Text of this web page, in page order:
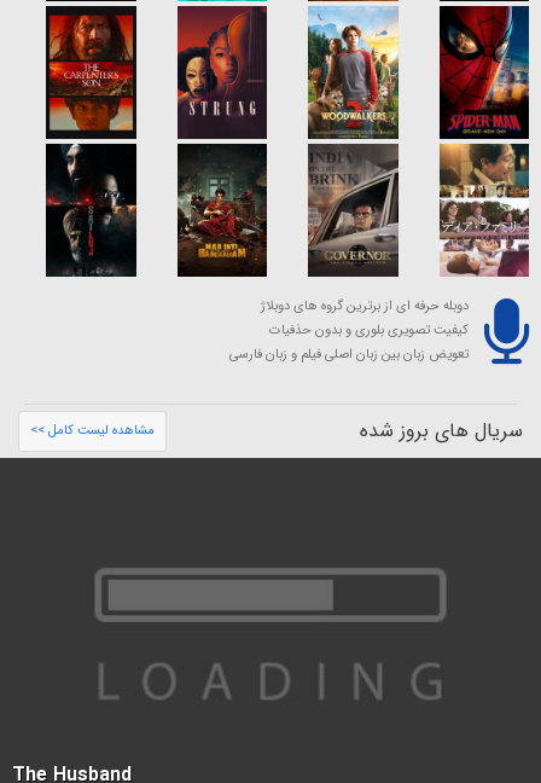
دوبله حرفه ای از برترین گروه های دوبلاژ
کیفیت تصویری بلوری و بدون حذفیات
تعویض زبان بین زبان اصلی فیلم و زبان فارسی
سریال های بروز شده مشاهده لیست کامل >>
The Husband